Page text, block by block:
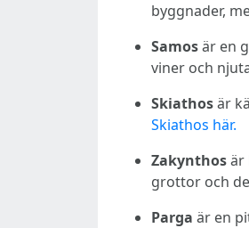
byggnader,
Samosär en
viner och
Skiathosär
Skiathos här.
Zakynthosär
grottor och
Parga är en